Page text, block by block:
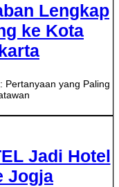
Lengkap
ke Kota
Pertanyaan yang Paling
Jadi Hotel
Jogja